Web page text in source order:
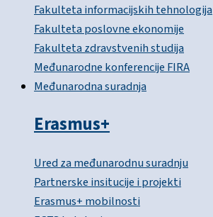
Fakulteta informacijskih tehnologija
Fakulteta poslovne ekonomije
Fakulteta zdravstvenih studija
Međunarodne konferencije FIRA
Međunarodna suradnja
Erasmus+
Ured za međunarodnu suradnju
Partnerske insitucije i projekti
Erasmus+ mobilnosti